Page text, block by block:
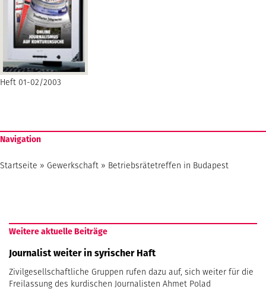
Heft 01-02/2003
Navigation
Startseite » Gewerkschaft » Betriebsrätetreffen in Budapest
Weitere aktuelle Beiträge
Journalist weiter in syrischer Haft
Zivilgesellschaftliche Gruppen rufen dazu auf, sich weiter für die
Freilassung des kurdischen Journalisten Ahmet Polad